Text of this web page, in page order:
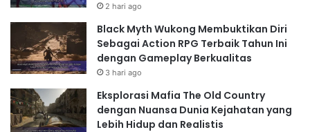
2 hari ago
Black Myth Wukong Membuktikan Diri
Sebagai Action RPG Terbaik Tahun Ini
dengan Gameplay Berkualitas
3 hari ago
Eksplorasi Mafia The Old Country
dengan Nuansa Dunia Kejahatan yang
Lebih Hidup dan Realistis